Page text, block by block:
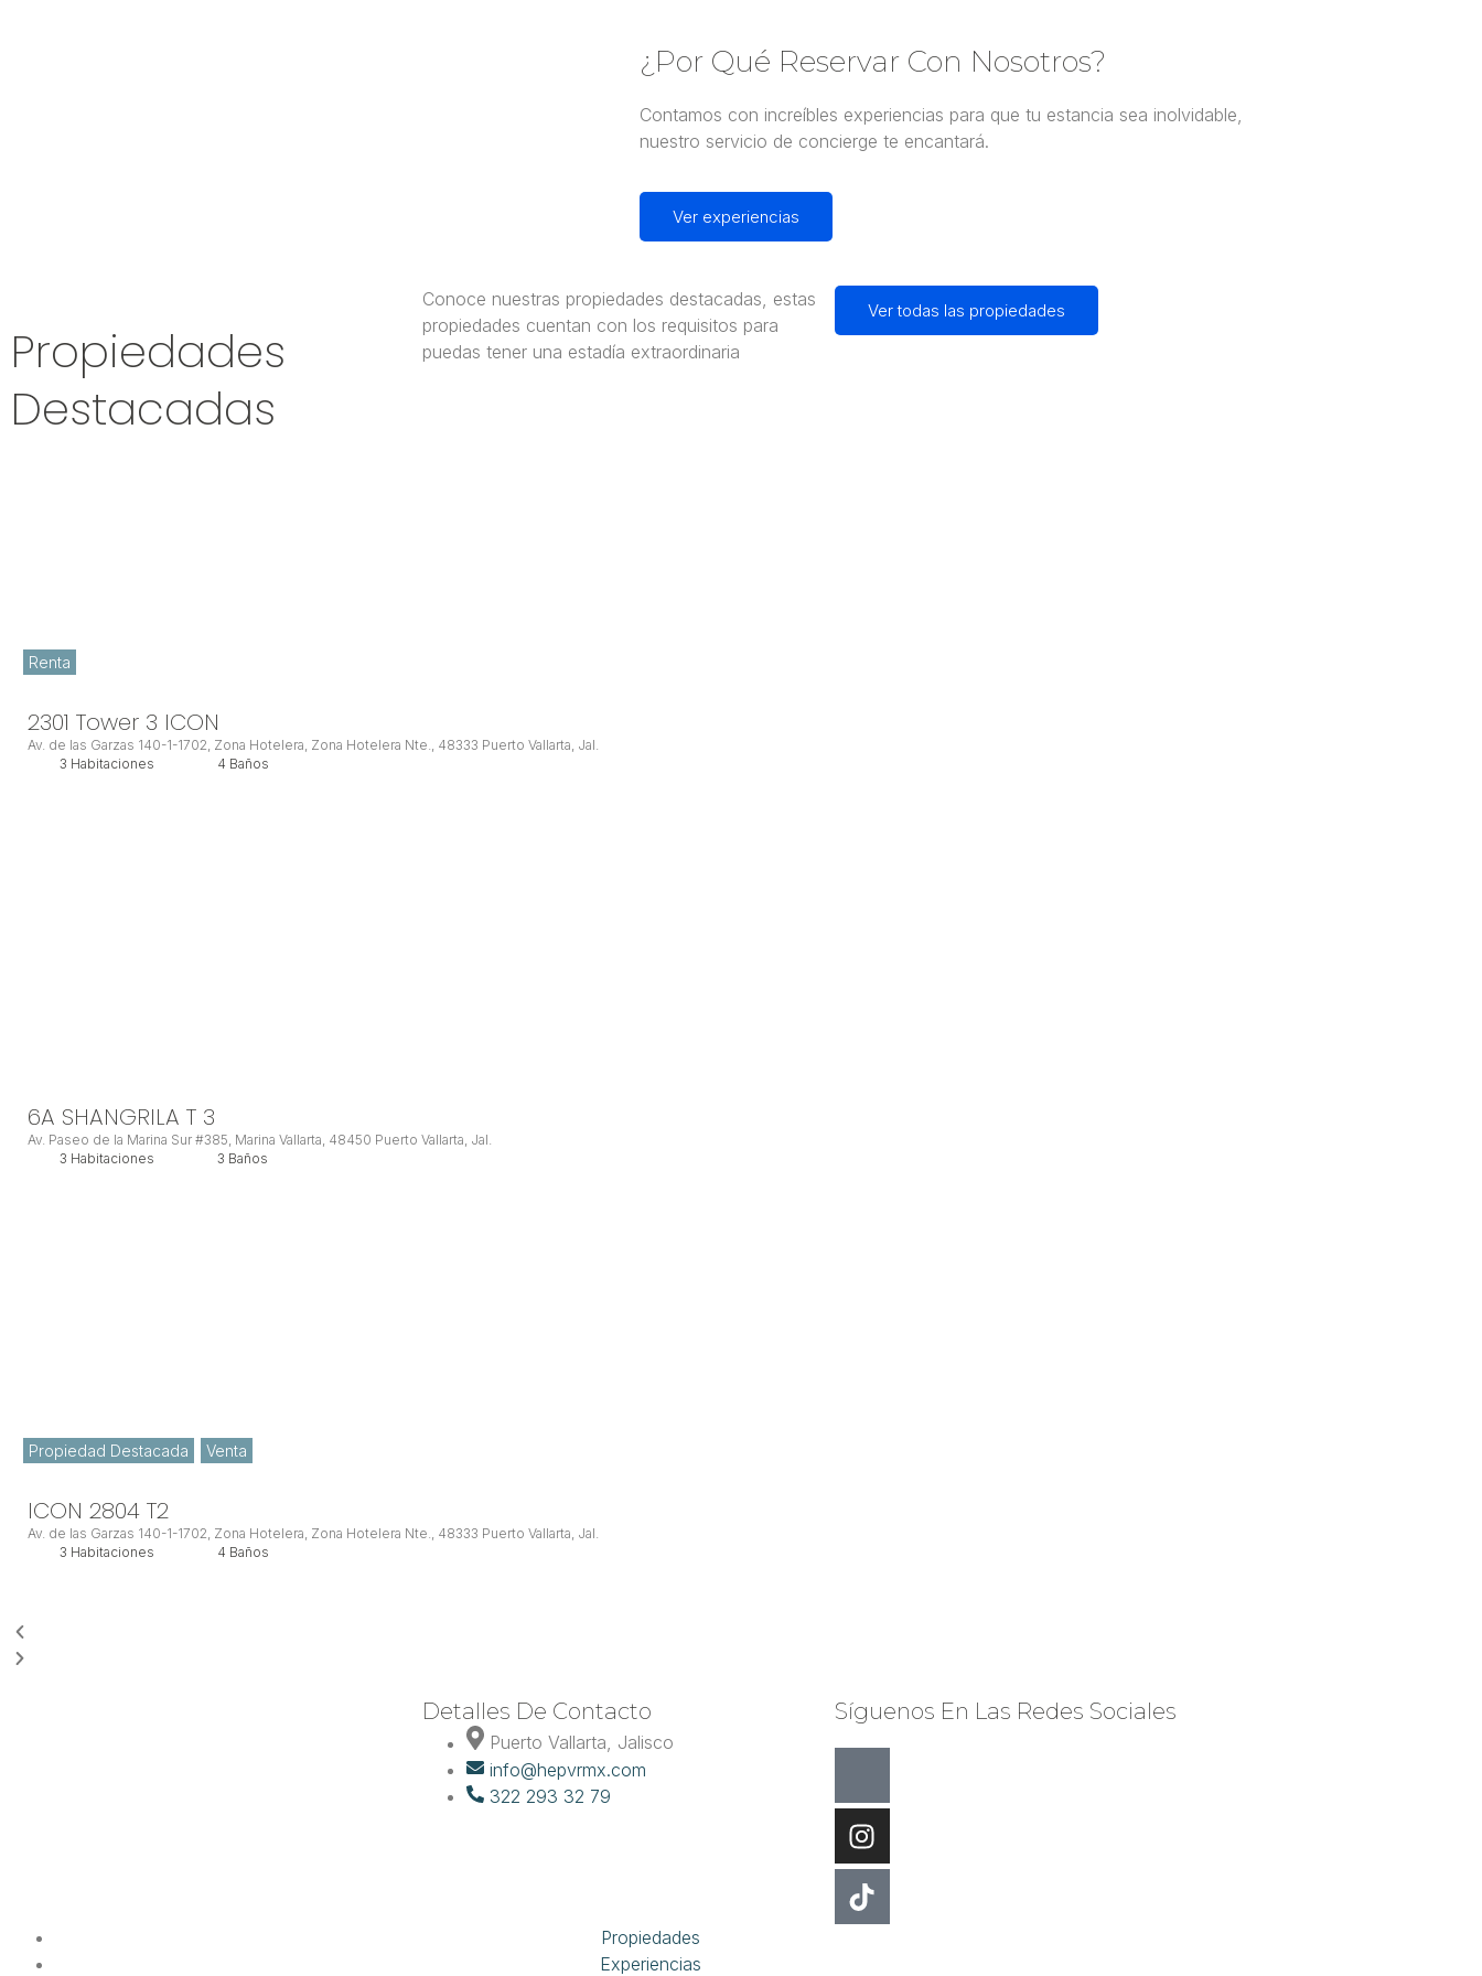
¿Por Qué Reservar Con Nosotros?
Contamos con increíbles experiencias para que tu estancia sea inolvidable,
nuestro servicio de concierge te encantará.
Ver experiencias
Propiedades
Destacadas
Conoce nuestras propiedades destacadas, estas
propiedades cuentan con los requisitos para
puedas tener una estadía extraordinaria
Ver todas las propiedades
Renta
2301 Tower 3 ICON
Av. de las Garzas 140-1-1702, Zona Hotelera, Zona Hotelera Nte., 48333 Puerto Vallarta, Jal.
3 Habitaciones
4 Baños
6A SHANGRILA T 3
Av. Paseo de la Marina Sur #385, Marina Vallarta, 48450 Puerto Vallarta, Jal.
3 Habitaciones
3 Baños
Propiedad Destacada Venta
ICON 2804 T2
Av. de las Garzas 140-1-1702, Zona Hotelera, Zona Hotelera Nte., 48333 Puerto Vallarta, Jal.
3 Habitaciones
4 Baños
Detalles De Contacto
Puerto Vallarta, Jalisco
info@hepvrmx.com
322 293 32 79
Síguenos En Las Redes Sociales
Propiedades
Experiencias